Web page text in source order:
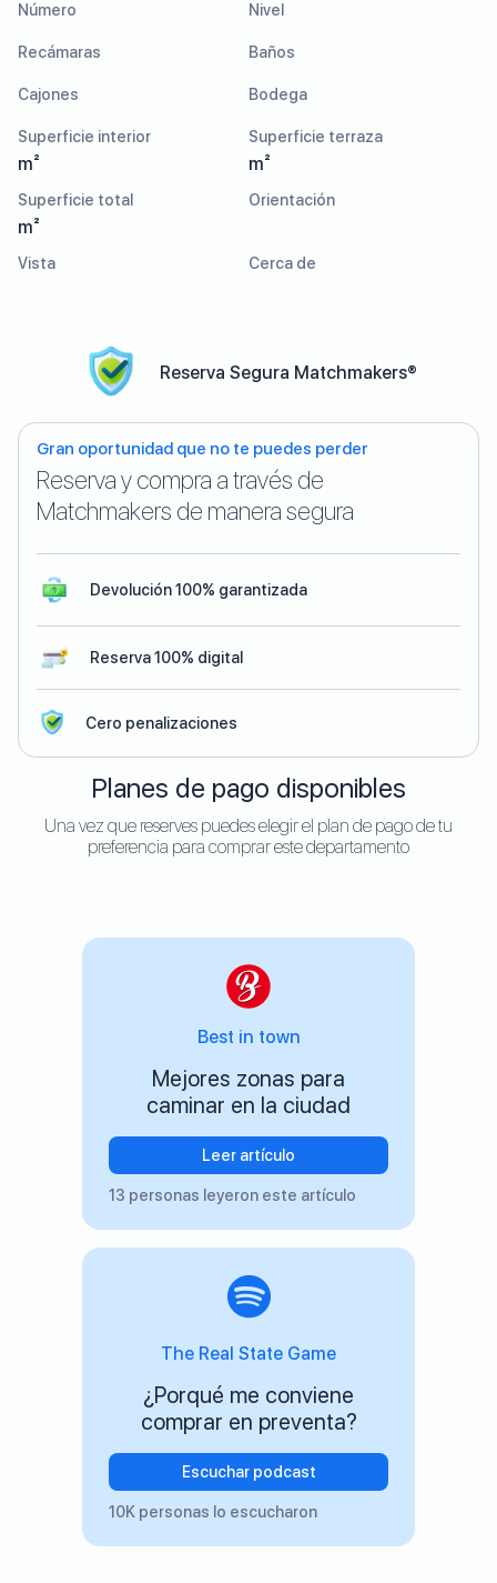
Número Nivel
Recámaras Baños
Cajones Bodega
Superficie interior
m²
Superficie terraza
m²
Superficie total
m²
Orientación
Vista Cerca de
Reserva Segura Matchmakers®
Gran oportunidad que no te puedes perder
Reserva y compra a través de
Matchmakers de manera segura
Devolución 100% garantizada
Reserva 100% digital
Cero penalizaciones
Planes de pago disponibles
Una vez que reserves puedes elegir el plan de pago de tu
preferencia para comprar este departamento
Best in town
Mejores zonas para
caminar en la ciudad
Leer artículo
13 personas leyeron este artículo
The Real State Game
¿Porqué me conviene
comprar en preventa?
Escuchar podcast
10K personas lo escucharon